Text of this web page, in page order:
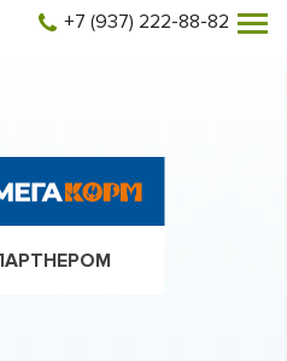
+7 (937) 222-88-82